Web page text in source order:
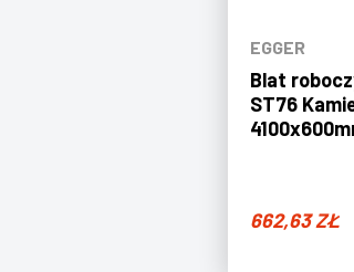
EGGER
Blat
ST76
662,63ZŁ